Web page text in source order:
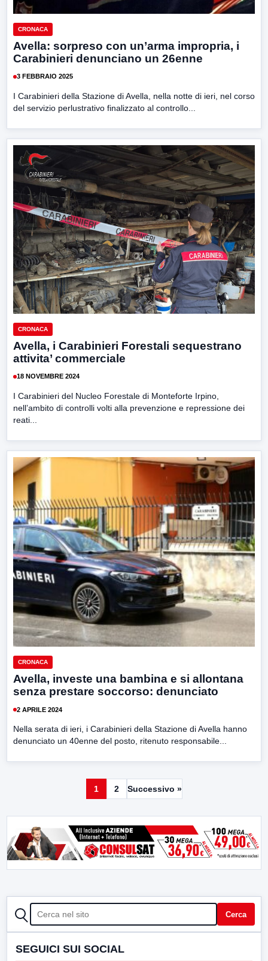
CRONACA
Avella: sorpreso con un’arma impropria, i
Carabinieri denunciano un 26enne
3 FEBBRAIO 2025
I Carabinieri della Stazione di Avella, nella notte di ieri, nel corso
del servizio perlustrativo finalizzato al controllo...
CRONACA
Avella, i Carabinieri Forestali sequestrano
attivita’ commerciale
18 NOVEMBRE 2024
I Carabinieri del Nucleo Forestale di Monteforte Irpino,
nell’ambito di controlli volti alla prevenzione e repressione dei
reati...
CRONACA
Avella, investe una bambina e si allontana
senza prestare soccorso: denunciato
2 APRILE 2024
Nella serata di ieri, i Carabinieri della Stazione di Avella hanno
denunciato un 40enne del posto, ritenuto responsabile...
1 2 Successivo »
CERCA Cerca
SEGUICI SUI SOCIAL